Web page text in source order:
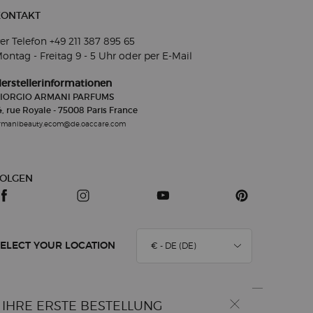
Telefon +49 211 387 895 65​​
- Freitag 9 - 5 Uhr oder per E-Mail
ARMANI PARFUMS
rue Royale - 75008 Paris France
YOUR LOCATION € - DE (DE)
Seitenverzeichnis Datenschutzinformationen
ERSTE BESTELLUNG